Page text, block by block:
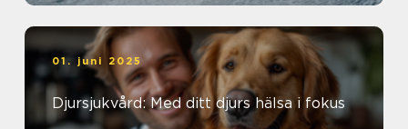
01. juni 2025
Djursjukvård: Med ditt djurs hälsa i fokus